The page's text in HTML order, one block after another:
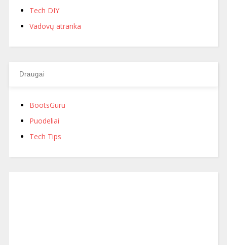
Tech DIY
Vadovų atranka
Draugai
BootsGuru
Puodeliai
Tech Tips